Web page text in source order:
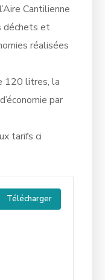
Cantilienne
déchets et
réalisées
120 litres, la
par
tarifs ci
Télécharger